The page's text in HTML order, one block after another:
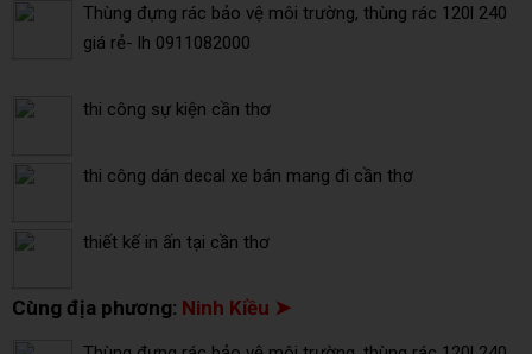
Thùng đựng rác bảo vệ môi trường, thùng rác 120l 240
giá rẻ- lh 0911082000
thi công sự kiện cần thơ
thi công dán decal xe bán mang đi cần thơ
thiết kế in ấn tại cần thơ
Cùng địa phương: Ninh Kiều ➤